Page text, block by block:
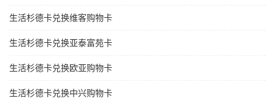
生活杉德卡兑换维客购物卡
生活杉德卡兑换亚泰富苑卡
生活杉德卡兑换欧亚购物卡
生活杉德卡兑换中兴购物卡